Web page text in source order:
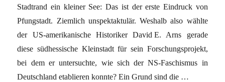
Stadtrand ein kleiner See: Das ist der erste Eindruck von
Pfungstadt. Ziemlich unspektaktulär. Weshalb also wählte
der US-amerikanische Historiker David E. Arns gerade
diese südhessische Kleinstadt für sein Forschungsprojekt,
bei dem er untersuchte, wie sich der NS-Faschismus in
Deutschland etablieren konnte? Ein Grund sind die …